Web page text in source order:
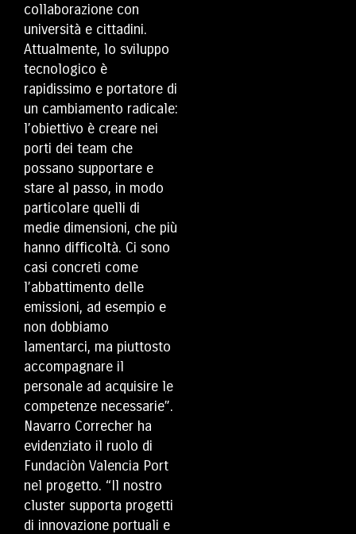
collaborazione con
università e cittadini.
Attualmente, lo sviluppo
tecnologico è
rapidissimo e portatore di
un cambiamento radicale:
l’obiettivo è creare nei
porti dei team che
possano supportare e
stare al passo, in modo
particolare quelli di
medie dimensioni, che più
hanno difficoltà. Ci sono
casi concreti come
l’abbattimento delle
emissioni, ad esempio e
non dobbiamo
lamentarci, ma piuttosto
accompagnare il
personale ad acquisire le
competenze necessarie”.
Navarro Correcher ha
evidenziato il ruolo di
Fundaciòn Valencia Port
nel progetto. “Il nostro
cluster supporta progetti
di innovazione portuali e